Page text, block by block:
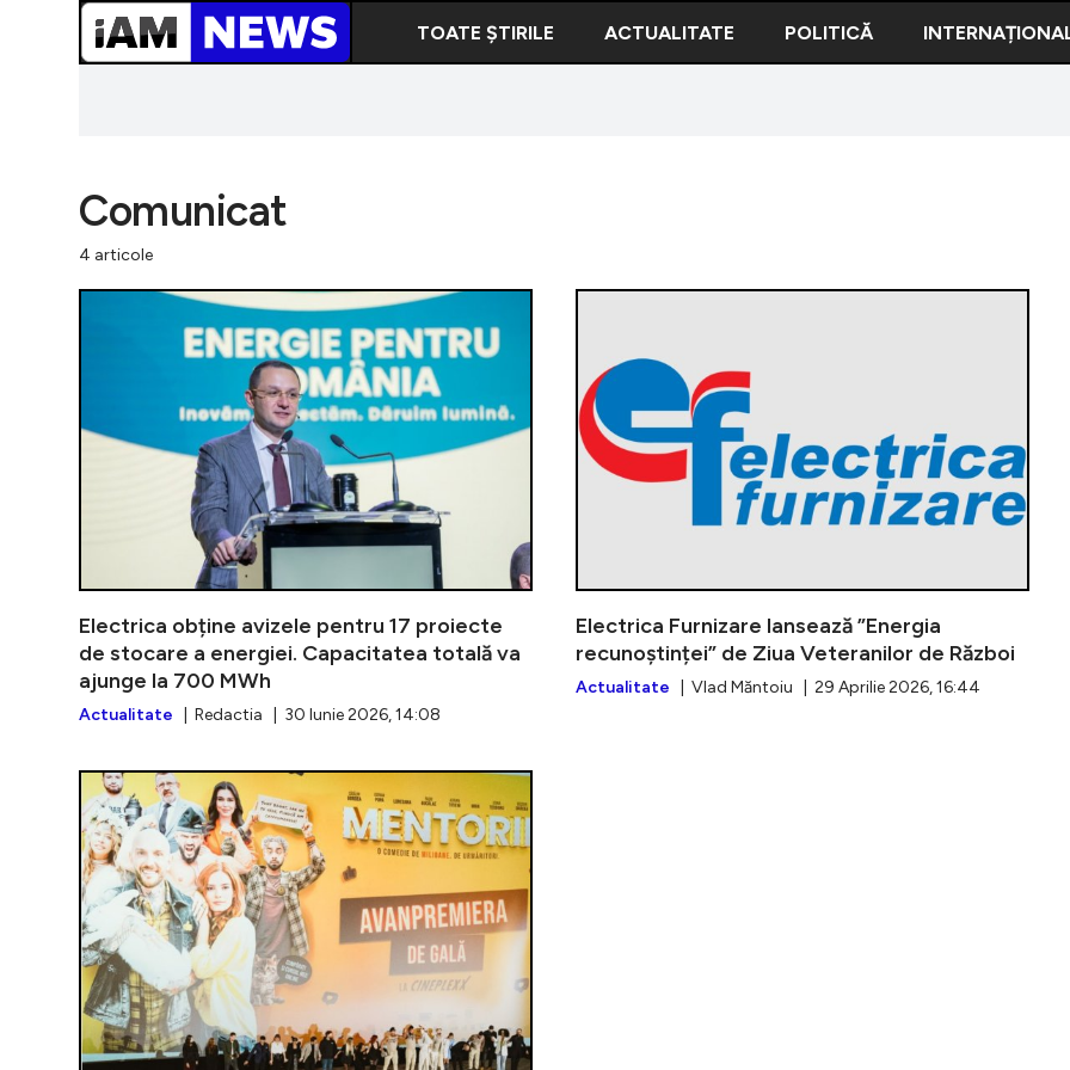
TOATE ȘTIRILE ACTUALITATE POLITICĂ
Comunicat
4 articole
Electrica obține avizele pentru 17 proiecte
de stocare a energiei. Capacitatea totală va
ajunge la 700 MWh
Actualitate | Redactia | 30 Iunie 2026, 14:08
Electrica Furnizare lansează ”Energia
recunoștinței” de Ziua Veteranilor de Război
Actualitate | Vlad Măntoiu | 29 Aprilie 2026, 16:44